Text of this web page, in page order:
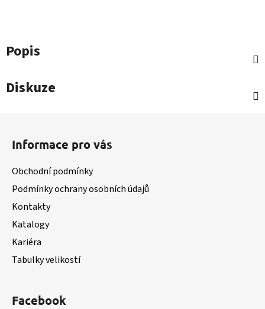
Popis
Diskuze
Informace pro vás
Obchodní podmínky
Podmínky ochrany osobních údajů
Kontakty
Katalogy
Kariéra
Tabulky velikostí
Facebook